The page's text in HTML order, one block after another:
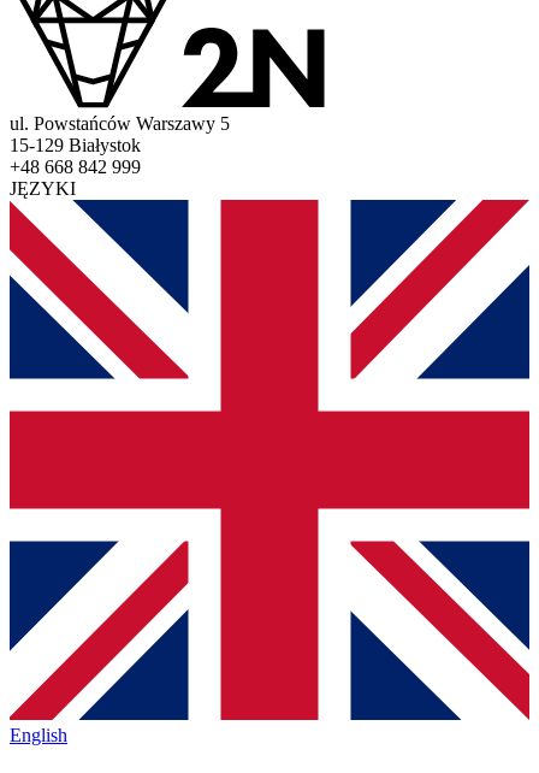
ul. Powstańców Warszawy 5
15-129 Białystok
+48 668 842 999
JĘZYKI
English